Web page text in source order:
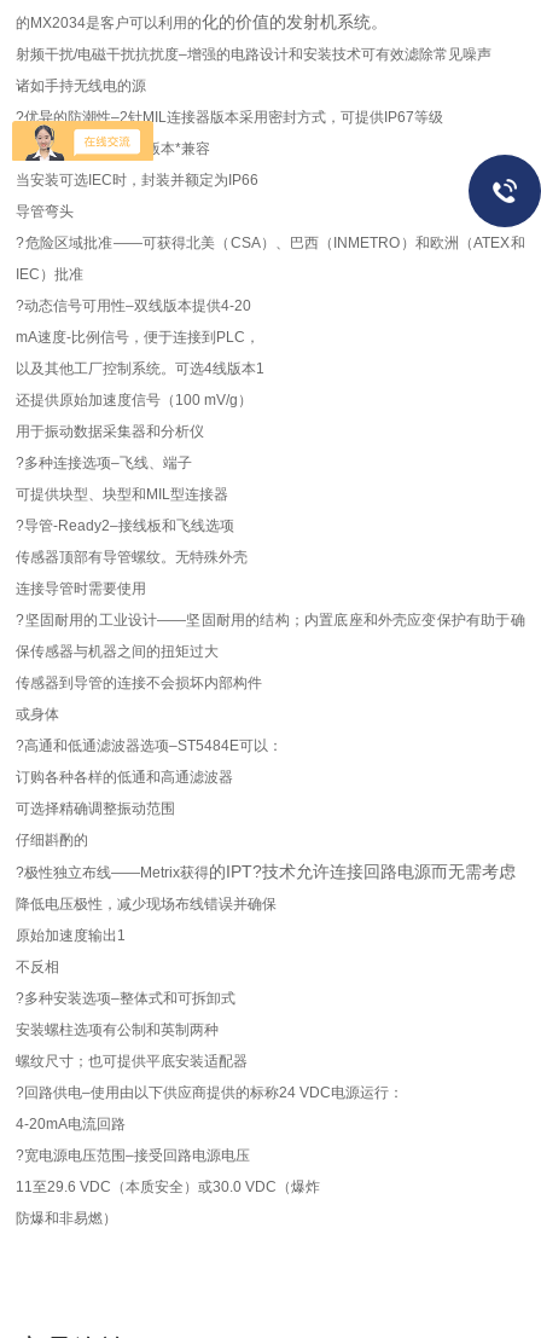
的MX2034是客户可以利用的化的价值的发射机系统。
射频干扰/电磁干扰抗扰度–增强的电路设计和安装技术可有效滤除常见噪声
诸如手持无线电的源
?优异的防潮性–2针MIL连接器版本采用密封方式，可提供IP67等级
圈占地飞线和接线板版本*兼容
当安装可选IEC时，封装并额定为IP66
导管弯头
?危险区域批准——可获得北美（CSA）、巴西（INMETRO）和欧洲（ATEX和
IEC）批准
?动态信号可用性–双线版本提供4-20
mA速度-比例信号，便于连接到PLC，
以及其他工厂控制系统。可选4线版本1
还提供原始加速度信号（100 mV/g）
用于振动数据采集器和分析仪
?多种连接选项–飞线、端子
可提供块型、块型和MIL型连接器
?导管-Ready2–接线板和飞线选项
传感器顶部有导管螺纹。无特殊外壳
连接导管时需要使用
?坚固耐用的工业设计——坚固耐用的结构；内置底座和外壳应变保护有助于确
保传感器与机器之间的扭矩过大
传感器到导管的连接不会损坏内部构件
或身体
?高通和低通滤波器选项–ST5484E可以：
订购各种各样的低通和高通滤波器
可选择精确调整振动范围
仔细斟酌的
?极性独立布线——Metrix获得的IPT?技术允许连接回路电源而无需考虑
降低电压极性，减少现场布线错误并确保
原始加速度输出1
不反相
?多种安装选项–整体式和可拆卸式
安装螺柱选项有公制和英制两种
螺纹尺寸；也可提供平底安装适配器
?回路供电–使用由以下供应商提供的标称24 VDC电源运行：
4-20mA电流回路
?宽电源电压范围–接受回路电源电压
11至29.6 VDC（本质安全）或30.0 VDC（爆炸
防爆和非易燃）